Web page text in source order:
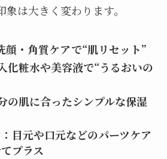
は大きく変わります。
顔・角質ケアで“肌リセット”
化粧水や美容液で“うるおいの
の肌に合ったシンプルな保湿
目元や口元などのパーツケア
プラス